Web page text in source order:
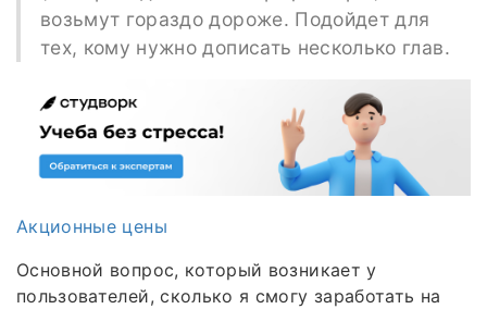
возьмут гораздо дороже. Подойдет для
тех, кому нужно дописать несколько глав.
Акционные цены
Основной вопрос, который возникает у
пользователей, сколько я смогу заработать на